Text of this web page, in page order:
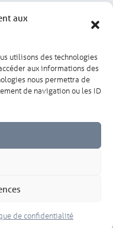
aux
utilisons des technologies
aux informations des
nous permettra de
de navigation ou les ID
de confidentialité